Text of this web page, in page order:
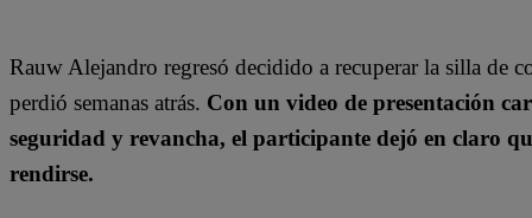
Rauw Alejandro regresó decidido a recuperar la silla de
perdió semanas atrás. Con un video de presentación
seguridad y revancha, el participante dejó en claro
rendirse.